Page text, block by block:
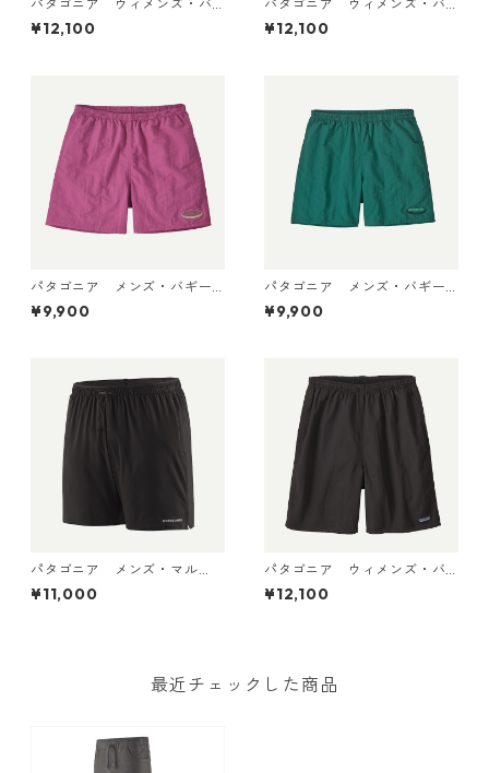
パタゴニア ウィメンズ・バ
ギーズ・ロング Weathered S
tone 57035 Patagonia Wom
¥12,100
パタゴニア ウィメンズ・バ
ギーズ・ロング Light Violet
57035 Patagonia Women's
¥12,100
パタゴニア メンズ・バギー
ズ・ショーツ ５インチ 5702
2 (カラー '95 Oval Logo: Fa
¥9,900
パタゴニア メンズ・バギー
ズ・ショーツ ５インチ 5702
2 '95 Oval Logo: Gem Green
¥9,900
パタゴニア メンズ・マル
チ・トレイルズ・ショーツ ６
インチ Black 57595 Patago
¥11,000
パタゴニア ウィメンズ・バ
ギーズ・ロング Black 57035
Patagonia Women's Baggie
¥12,100
最近チェックした商品